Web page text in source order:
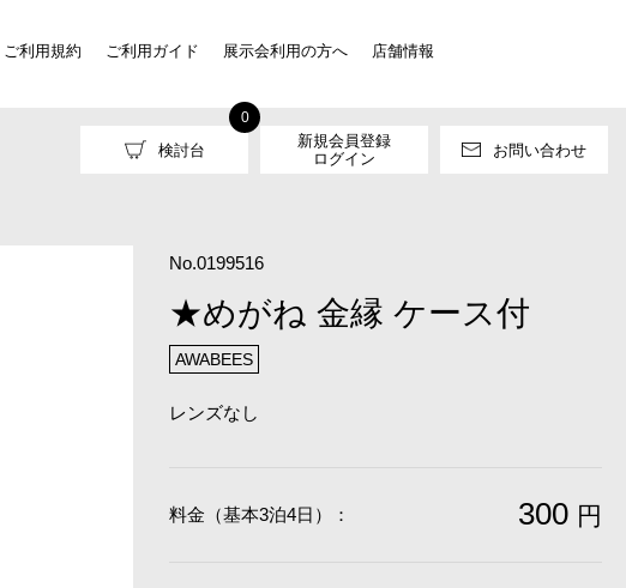
ご利用規約 ご利用ガイド 展示会利用の方へ 店舗情報
検討台
0
新規会員登録
ログイン
お問い合わせ
No.0199516
★めがね 金縁 ケース付
AWABEES
レンズなし
料金（基本3泊4日）： 300 円